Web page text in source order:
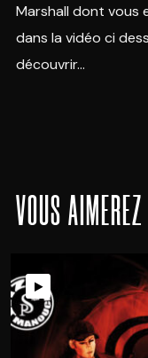
Csardas V. Monti
Swingin Partout
I Got Rythm
Swingin Partout
Marshall dont vous
dans la vidéo ci
découvrir…
VOUS